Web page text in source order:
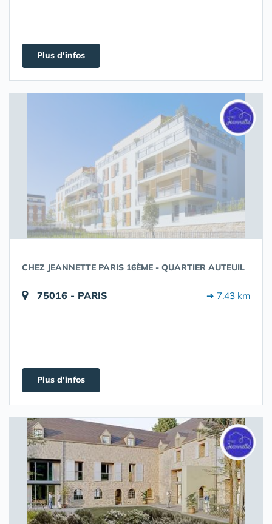
Plus d'infos
CHEZ JEANNETTE PARIS 16ÈME - QUARTIER AUTEUIL
75016 - PARIS ➔ 7.43 km
Plus d'infos